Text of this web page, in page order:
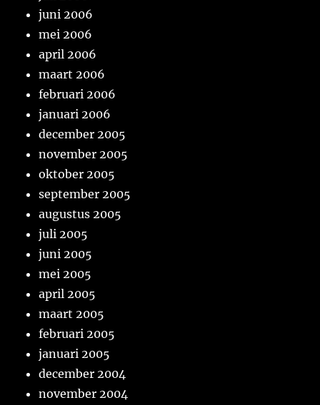
juni 2006
mei 2006
april 2006
maart 2006
februari 2006
januari 2006
december 2005
november 2005
oktober 2005
september 2005
augustus 2005
juli 2005
juni 2005
mei 2005
april 2005
maart 2005
februari 2005
januari 2005
december 2004
november 2004